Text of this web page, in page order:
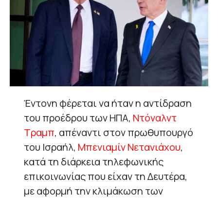
Έντονη φέρεται να ήταν η αντίδραση
του προέδρου των ΗΠΑ, Ντόναλντ
Τραμπ, απέναντι στον πρωθυπουργό
του Ισραήλ, Μπενιαμίν Νετανιάχου,
κατά τη διάρκεια τηλεφωνικής
επικοινωνίας που είχαν τη Δευτέρα,
με αφορμή την κλιμάκωση των